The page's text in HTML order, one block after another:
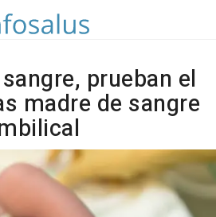
prueban el
madre de sangre